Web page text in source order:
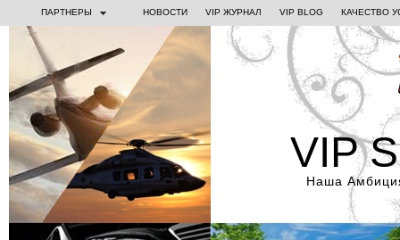
ПАРТНЕРЫ НОВОСТИ VIP ЖУРНАЛ VIP BLOG КАЧЕСТВО
VIP
Наша